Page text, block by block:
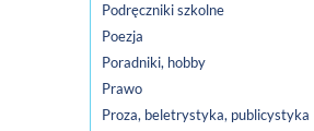
Podręczniki szkolne
Poezja
Poradniki, hobby
Prawo
Proza, beletrystyka, publicystyka